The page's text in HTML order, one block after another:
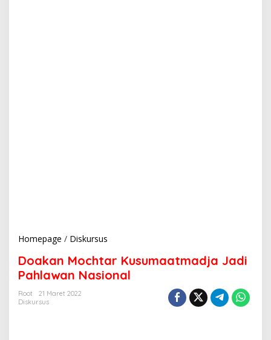
Homepage / Diskursus
a
k
a
Doakan Mochtar Kusumaatmadja Jadi
Pahlawan Nasional
Root
21 Maret 2022
Diskursus